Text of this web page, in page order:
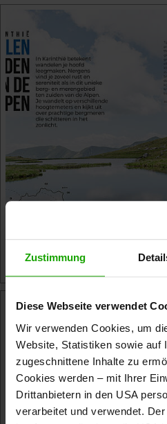
Zustimmung
Diese Webseite verwendet
Wir verwenden Cookies, um
Website, Statistiken sowie auf
zugeschnittene Inhalte zu
Cookies werden – mit Ihrer
Drittanbietern in den USA
verarbeitet und verwendet.